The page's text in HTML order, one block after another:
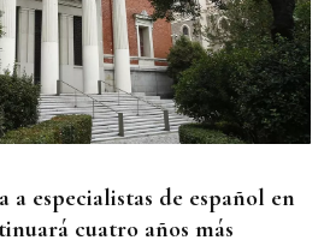
a especialistas de español en
cuatro años más